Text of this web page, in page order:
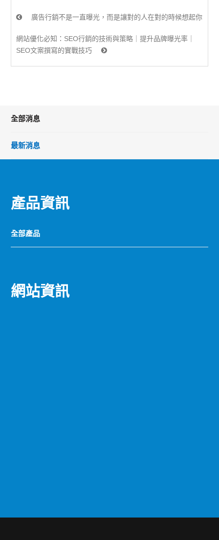
全部消息
最新消息
廣告行銷不是一直曝光，而是讓對的人在對的時候想起你
網站優化必知：SEO行銷的技術與策略｜提升品牌曝光率｜
SEO文案撰寫的實戰技巧
產品資訊
全部產品
網站資訊